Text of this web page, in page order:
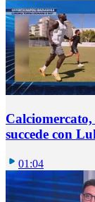
succede con
01:04